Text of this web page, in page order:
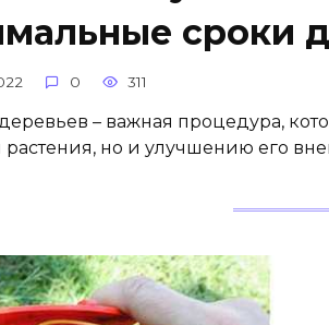
сроки
0 311
– важная процедура,
растения, но и улучшению его